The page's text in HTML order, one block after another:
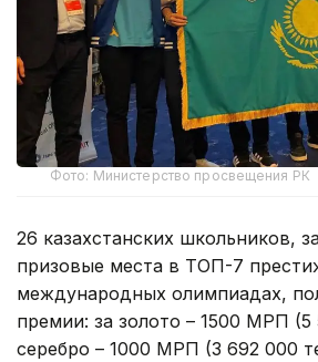
Фото: Министерство просвещения РК
26 казахстанских школьников,
призовые места в ТОП-7
международных олимпиадах,
премии: за золото – 1500 МРП (5
серебро – 1000 МРП (3 692 000